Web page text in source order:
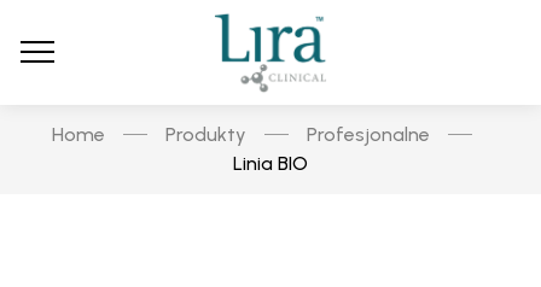
Home Produkty
Profesjonalne
Linia BIO